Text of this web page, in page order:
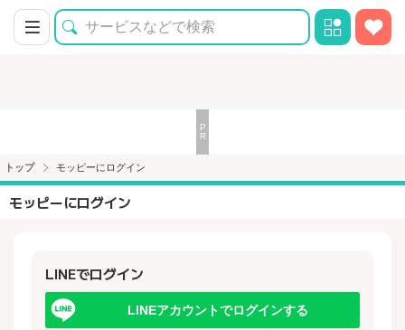
トップ モッピーにログイン
モッピーにログイン
LINEでログイン
LINEアカウントでログインする